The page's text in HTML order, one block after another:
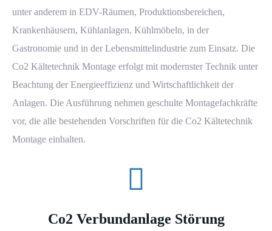
unter anderem in EDV-Räumen, Produktionsbereichen,
Krankenhäusern, Kühlanlagen, Kühlmöbeln, in der
Gastronomie und in der Lebensmittelindustrie zum Einsatz. Die
Co2 Kältetechnik Montage erfolgt mit modernster Technik unter
Beachtung der Energieeffizienz und Wirtschaftlichkeit der
Anlagen. Die Ausführung nehmen geschulte Montagefachkräfte
vor, die alle bestehenden Vorschriften für die Co2 Kältetechnik
Montage einhalten.
Co2 Verbundanlage Störung